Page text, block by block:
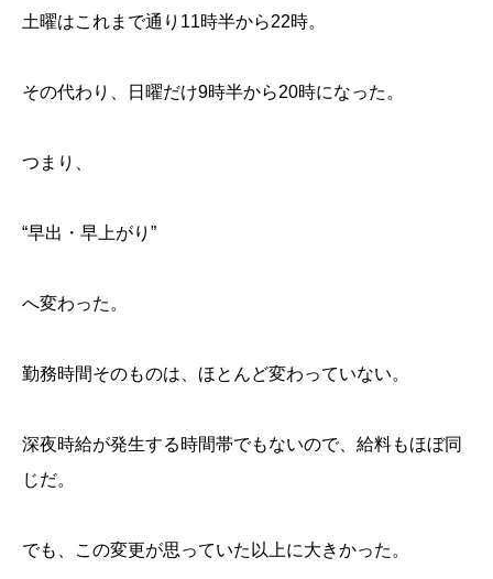
土曜はこれまで通り11時半から22時。
その代わり、日曜だけ9時半から20時になった。
つまり、
“早出・早上がり”
へ変わった。
勤務時間そのものは、ほとんど変わっていない。
深夜時給が発生する時間帯でもないので、給料もほぼ同
じだ。
でも、この変更が思っていた以上に大きかった。